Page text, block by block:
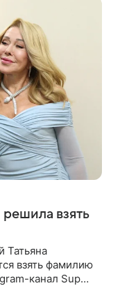
взять
Татьяна
взять фамилию
канал Super.